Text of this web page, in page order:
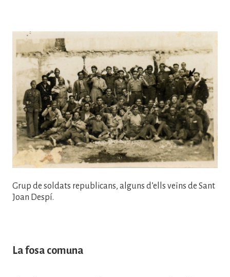
Imatge
Grup de soldats republicans, alguns d’ells veïns de Sant
Joan Despí.
La fosa comuna